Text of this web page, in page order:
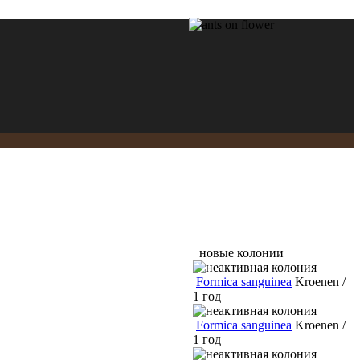
новые колонии
Formica sanguinea Kroenen /
1 год
Formica sanguinea Kroenen /
1 год